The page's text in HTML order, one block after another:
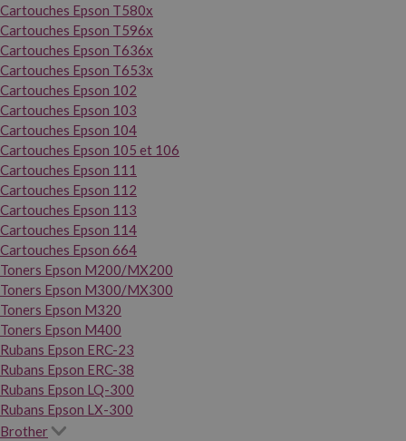
Cartouches Epson T580x
Cartouches Epson T596x
Cartouches Epson T636x
Cartouches Epson T653x
Cartouches Epson 102
Cartouches Epson 103
Cartouches Epson 104
Cartouches Epson 105 et 106
Cartouches Epson 111
Cartouches Epson 112
Cartouches Epson 113
Cartouches Epson 114
Cartouches Epson 664
Toners Epson M200/MX200
Toners Epson M300/MX300
Toners Epson M320
Toners Epson M400
Rubans Epson ERC-23
Rubans Epson ERC-38
Rubans Epson LQ-300
Rubans Epson LX-300
Brother